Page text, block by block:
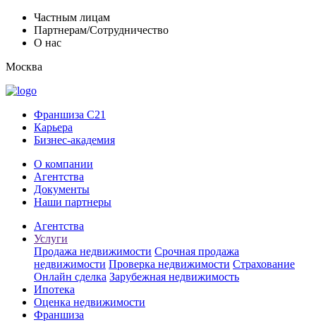
Частным лицам
Партнерам/Сотрудничество
О нас
Москва
Франшиза C21
Карьера
Бизнес-академия
О компании
Агентства
Документы
Наши партнеры
Агентства
Услуги
Продажа недвижимости Срочная продажа
недвижимости Проверка недвижимости Страхование
Онлайн сделка Зарубежная недвижимость
Ипотека
Оценка недвижимости
Франшиза